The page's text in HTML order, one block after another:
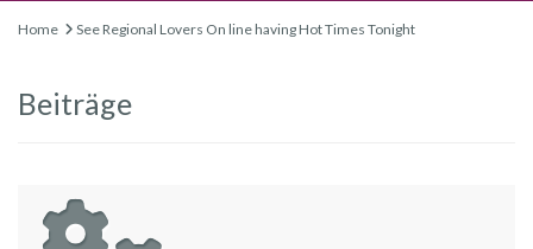
Home See Regional Lovers On line having Hot Times Tonight
Beiträge